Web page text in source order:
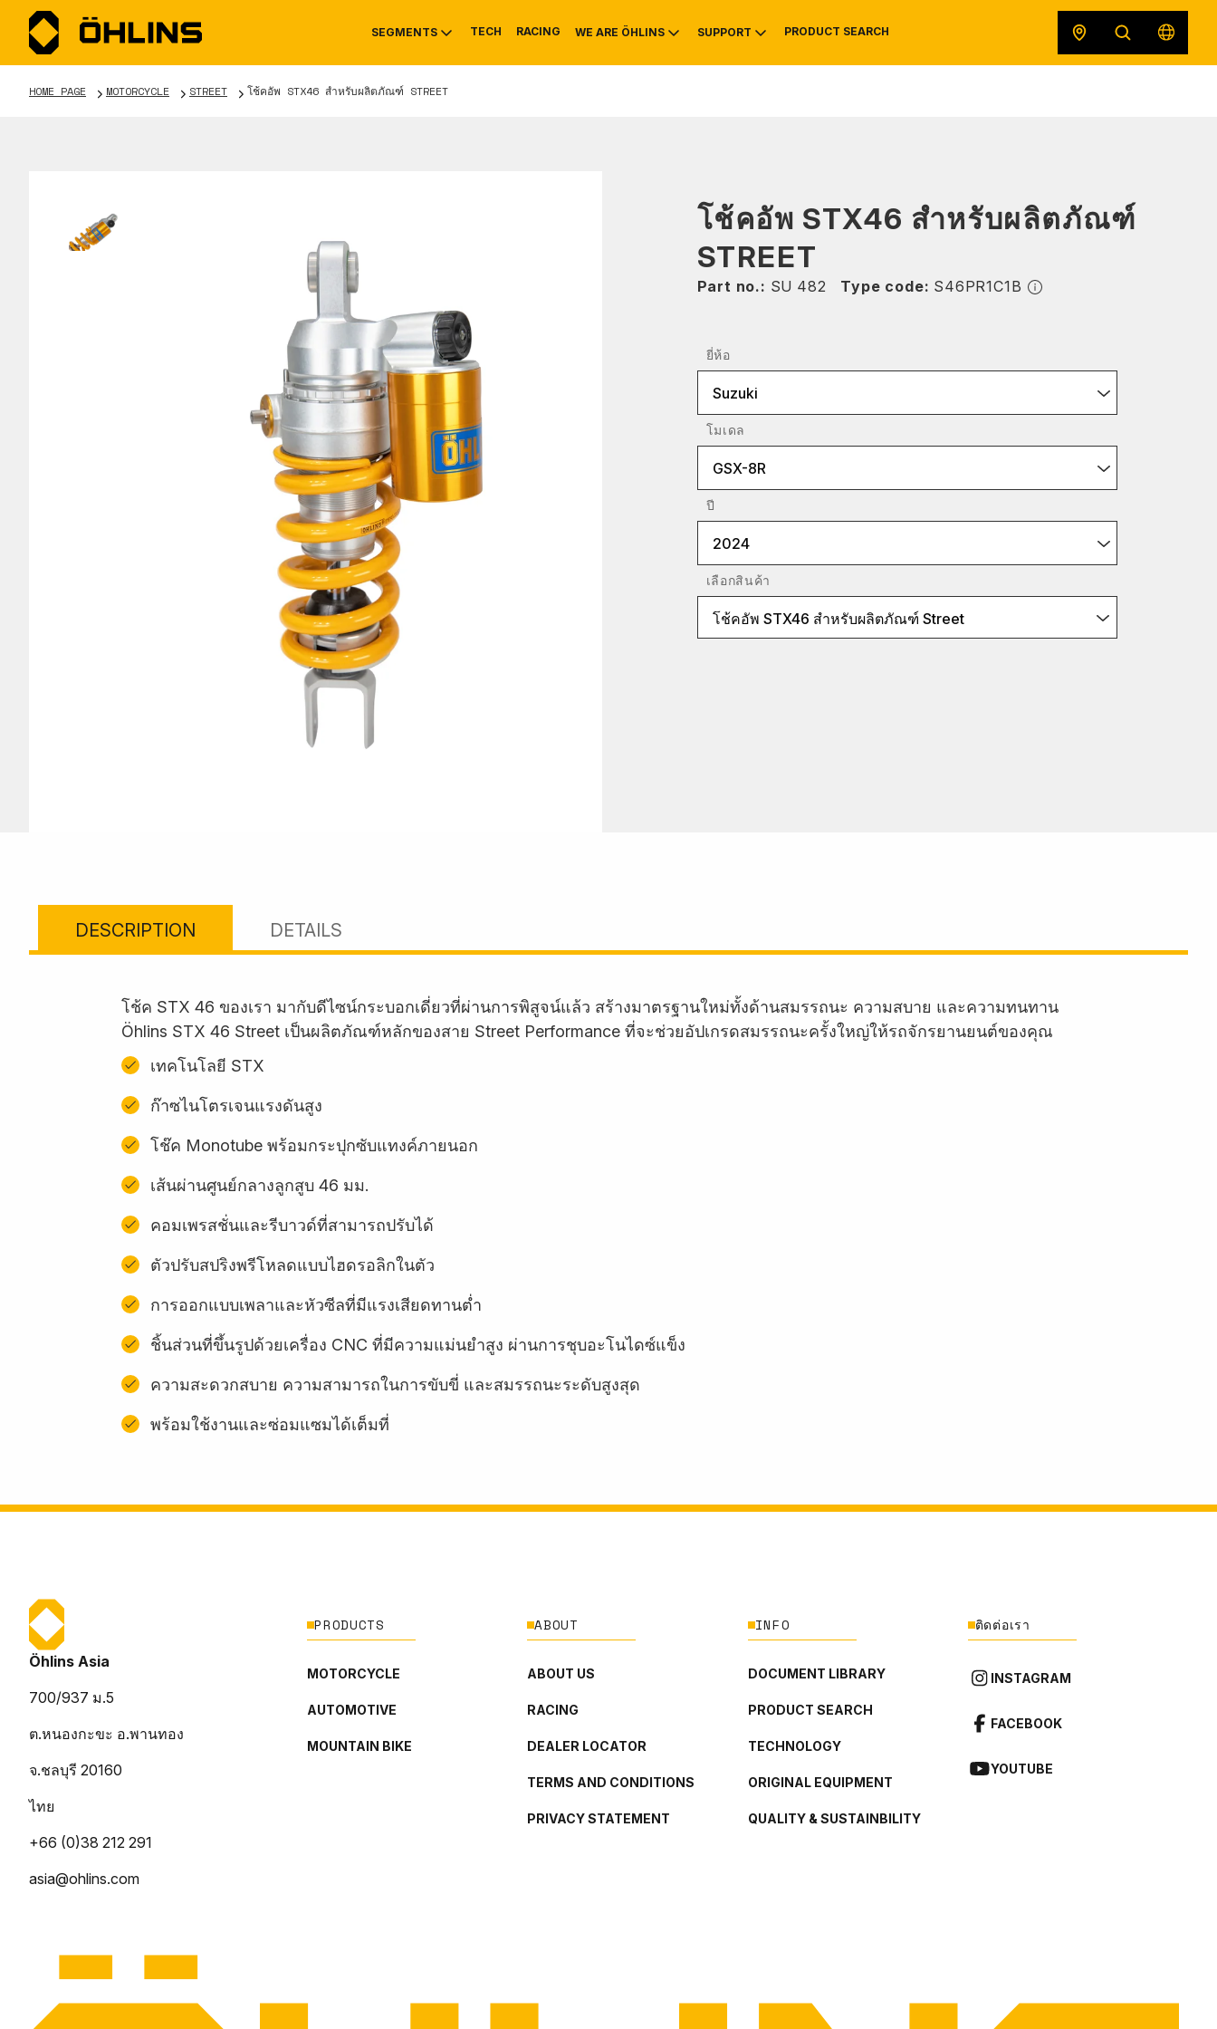
SEGMENTS
MOUNTAIN BIKE
TECH RACING WE ARE ÖHLINS
HISTORY ORIGINAL EQUIPMENT
SUPPORT
SERVICE INFO & RECALLS SAFETY DATA SHEETS
PRODUCT SEARCH
HOME PAGE MOTORCYCLE STREET โช้คอัพ STX46 สำหรับผลิตภัณฑ์ STREET
โช้คอัพ STX46 สำหรับผลิตภัณฑ์
STREET
Part no.: SU 482 Type code: S46PR1C1B
ยี่ห้อ
Suzuki
โมเดล
GSX-8R
ปี
2024
เลือกสินค้า
โช้คอัพ STX46 สำหรับผลิตภัณฑ์ Street
DESCRIPTION DETAILS
โช้ค STX 46 ของเรา มากับดีไซน์กระบอกเดี่ยวที่ผ่านการพิสูจน์แล้ว สร้างมาตรฐานใหม่ทั้งด้านสมรรถนะ ความสบาย และความทนทาน
Öhlins STX 46 Street เป็นผลิตภัณฑ์หลักของสาย Street Performance ที่จะช่วยอัปเกรดสมรรถนะครั้งใหญ่ให้รถจักรยานยนต์ของคุณ
เทคโนโลยี STX
ก๊าซไนโตรเจนแรงดันสูง
โช๊ค Monotube พร้อมกระปุกซับแทงค์ภายนอก
เส้นผ่านศูนย์กลางลูกสูบ 46 มม.
คอมเพรสชั่นและรีบาวด์ที่สามารถปรับได้
ตัวปรับสปริงพรีโหลดแบบไฮดรอลิกในตัว
การออกแบบเพลาและหัวซีลที่มีแรงเสียดทานต่ำ
ชิ้นส่วนที่ขึ้นรูปด้วยเครื่อง CNC ที่มีความแม่นยำสูง ผ่านการชุบอะโนไดซ์แข็ง
ความสะดวกสบาย ความสามารถในการขับขี่ และสมรรถนะระดับสูงสุด
พร้อมใช้งานและซ่อมแซมได้เต็มที่
Öhlins Asia
700/937 ม.5
ต.หนองกะขะ อ.พานทอง
จ.ชลบุรี 20160
ไทย
+66 (0)38 212 291
asia@ohlins.com
PRODUCTS
MOTORCYCLE
AUTOMOTIVE
MOUNTAIN BIKE
ABOUT
ABOUT US
RACING
DEALER LOCATOR
TERMS AND CONDITIONS
PRIVACY STATEMENT
INFO
DOCUMENT LIBRARY
PRODUCT SEARCH
TECHNOLOGY
ORIGINAL EQUIPMENT
QUALITY & SUSTAINBILITY
ติดต่อเรา
INSTAGRAM
FACEBOOK
YOUTUBE